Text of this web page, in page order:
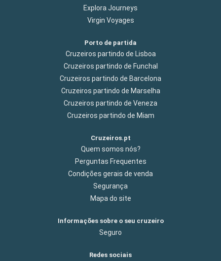
Explora Journeys
Virgin Voyages
Porto de partida
Cruzeiros partindo de Lisboa
Cruzeiros partindo de Funchal
Cruzeiros partindo de Barcelona
Cruzeiros partindo de Marselha
Cruzeiros partindo de Veneza
Cruzeiros partindo de Miam
Cruzeiros.pt
Quem somos nós?
Perguntas Frequentes
Condições gerais de venda
Segurança
Mapa do site
Informações sobre o seu cruzeiro
Seguro
Redes sociais